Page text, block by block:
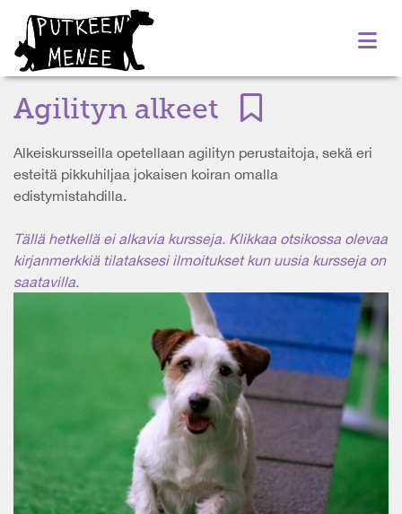
Agilityn alkeet
Alkeiskursseilla opetellaan agilityn perustaitoja, sekä eri
esteitä pikkuhiljaa jokaisen koiran omalla
edistymistahdilla.
Tällä hetkellä ei alkavia kursseja. Klikkaa otsikossa olevaa
kirjanmerkkiä tilataksesi ilmoitukset kun uusia kursseja on
saatavilla.